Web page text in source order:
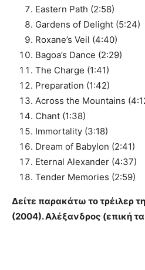
Eastern Path (2:58)
Gardens of Delight (5:24)
Roxane’s Veil (4:40)
Bagoa’s Dance (2:29)
The Charge (1:41)
Preparation (1:42)
Across the Mountains
Chant (1:38)
Immortality (3:18)
Dream of Babylon (2:41)
Eternal Alexander (4:37)
Tender Memories (2:59)
Δείτε παρακάτω το τρέιλερ
(2004). Αλέξανδρος (επική